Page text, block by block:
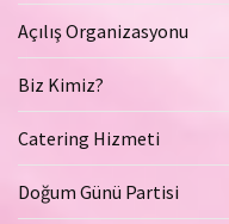
Açılış Organizasyonu
Biz Kimiz?
Catering Hizmeti
Doğum Günü Partisi